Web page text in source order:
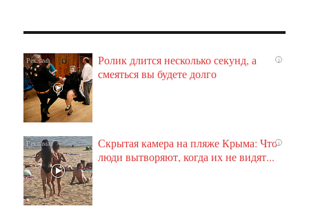
i
Ролик длится несколько секунд, а
смеяться вы будете долго
i
Скрытая камера на пляже Крыма: Что
люди вытворяют, когда их не видят...